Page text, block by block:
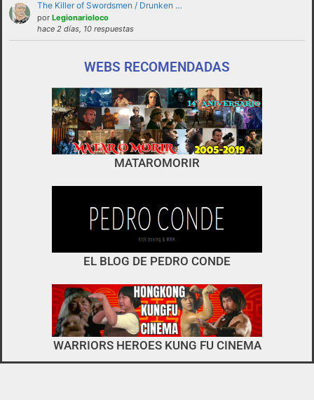
quejas, desprecio a los moderadores y/o a la
administración o las normas de uso del foro
no es el típico de «llegar,
descargar y pirarse».
interactuar e integrarse
The Killer of Swordsmen / Drunken …
por Legionarioloco
hace 2 días, 10 respuestas
WEBS RECOMENDADAS
MATAROMORIR
EL BLOG DE PEDRO CONDE
WARRIORS HEROES KUNG FU CINEMA